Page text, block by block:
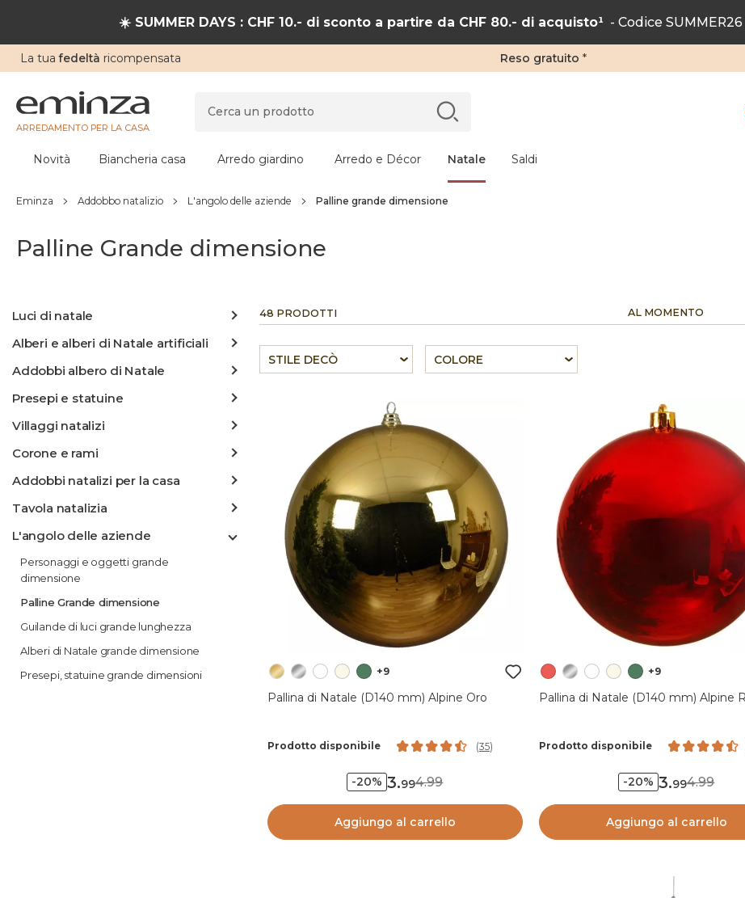
☀️ SUMMER DAYS : CHF 10.- di sconto a partire da CHF 80.- di acquisto¹ - Codice
La tuafedeltà ricompensata Reso gratuito *
ARREDAMENTO PER LA CASA
Novità Biancheria casa Arredo giardino Arredo e Décor Natale Saldi
Eminza Addobbo natalizio L'angolo delle aziende Palline grande dimensione
Palline Grande dimensione
Luci di natale
Alberi e alberi di Natale artificiali
Addobbi albero di Natale
Presepi e statuine
Villaggi natalizi
Corone e rami
Addobbi natalizi per la casa
Tavola natalizia
L'angolo delle aziende
Personaggi e oggetti grande
dimensione
Palline Grande dimensione
Guilande di luci grande lunghezza
Alberi di Natale grande dimensione
Presepi, statuine grande dimensioni
48 PRODOTTI AL MOMENTO
STILE DECÒ COLORE
+9
Pallina di Natale (D140 mm) Alpine Oro
Prodotto disponibile (35)
-20% 3.994.99
Aggiungo al carrello
+9
Pallina di Natale (D140 mm) Alpine
Prodotto disponibile
-20% 3.994.99
Aggiungo al carrello